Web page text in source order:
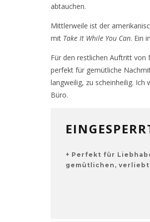
abtauchen.
Mittlerweile ist der
mit Take It While You Can. Ein
Für den restlichen Auftritt von
perfekt für gemütliche
langweilig, zu scheinheilig.
Büro.
Perfekt für
gemütlichen,